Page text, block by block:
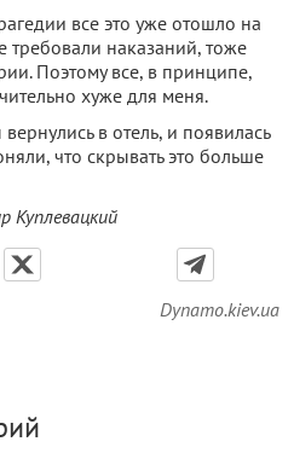
все это уже отошло на
наказаний, тоже
Поэтому все, в принципе,
хуже для меня.
в отель, и появилась
что скрывать это больше
Куплевацкий
Dynamo.kiev.ua